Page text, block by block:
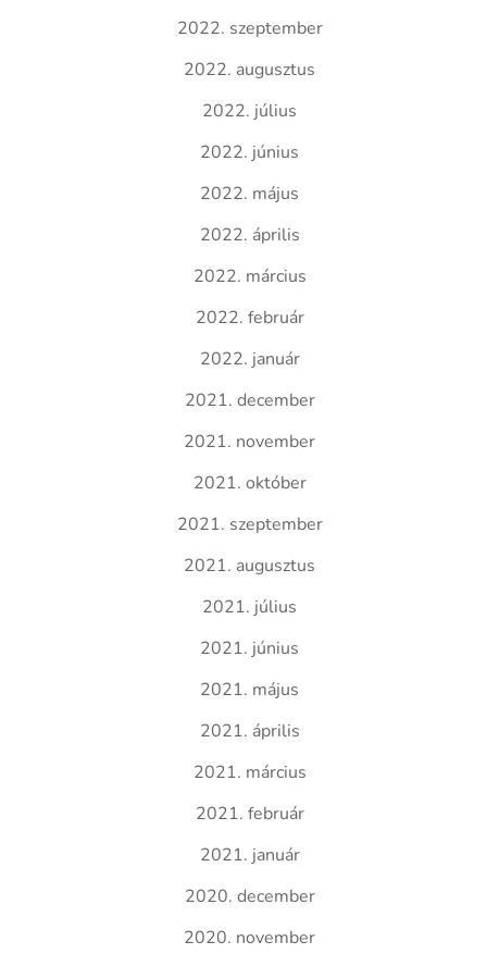
2022. szeptember
2022. augusztus
2022. július
2022. június
2022. május
2022. április
2022. március
2022. február
2022. január
2021. december
2021. november
2021. október
2021. szeptember
2021. augusztus
2021. július
2021. június
2021. május
2021. április
2021. március
2021. február
2021. január
2020. december
2020. november